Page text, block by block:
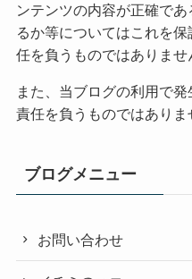
ンテンツの内容が正確で
るか等についてはこれを
任を負うものではありませ
また、当ブログの利用で
責任を負うものではありま
ブログメニュー
お問い合わせ